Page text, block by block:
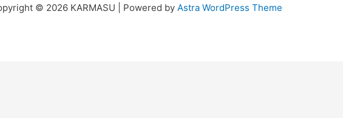
© 2026 KARMASU | Powered by Astra WordPress Theme